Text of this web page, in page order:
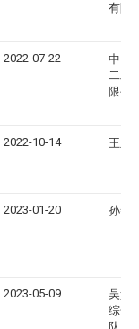
有限
2022-07-22
中国
二工
限公
2022-10-14 王玉
2023-01-20 孙帮
2023-05-09
吴堡
综合